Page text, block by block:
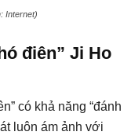
Internet)
điên” Ji Ho
có khả năng “đánh
luôn ám ảnh với